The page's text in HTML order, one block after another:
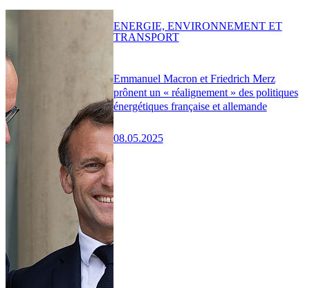
Emmanuel Macron et Friedrich Merz
prônent un « réalignement » des politiques
énergétiques française et allemande
08.05.2025
ENERGIE, ENVIRONNEMENT ET
TRANSPORT